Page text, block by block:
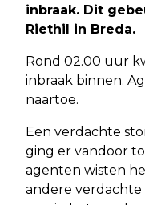
inbraak. Dit
Riethil in Breda.
Rond 02.00 uur
inbraak binnen.
naartoe.
Een verdachte
ging er vandoor
agenten wisten
andere